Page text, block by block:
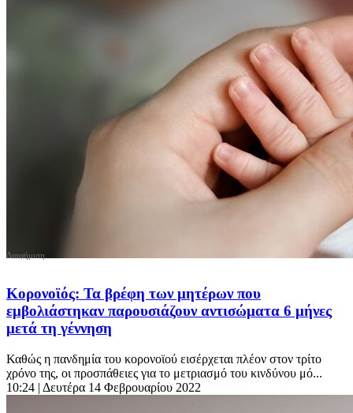
Κορονοϊός: Τα βρέφη των μητέρων που
εμβολιάστηκαν παρουσιάζουν αντισώματα 6 μήνες
μετά τη γέννηση
Καθώς η πανδημία του κορονοϊού εισέρχεται πλέον στον τρίτο
χρόνο της, οι προσπάθειες για το μετριασμό του κινδύνου μό...
10:24 | Δευτέρα 14 Φεβρουαρίου 2022